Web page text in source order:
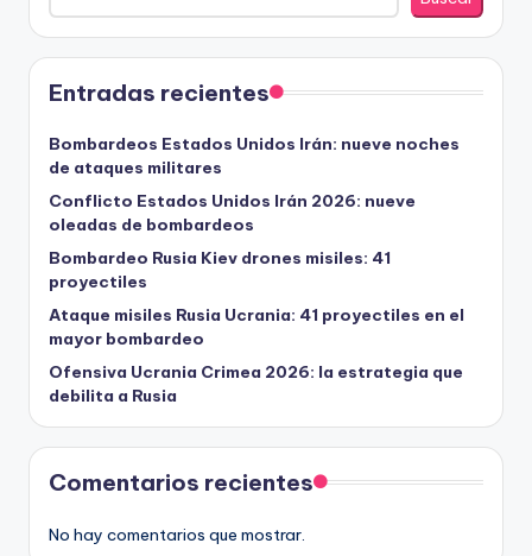
Entradas recientes
Bombardeos Estados Unidos Irán: nueve noches
de ataques militares
Conflicto Estados Unidos Irán 2026: nueve
oleadas de bombardeos
Bombardeo Rusia Kiev drones misiles: 41
proyectiles
Ataque misiles Rusia Ucrania: 41 proyectiles en el
mayor bombardeo
Ofensiva Ucrania Crimea 2026: la estrategia que
debilita a Rusia
Comentarios recientes
No hay comentarios que mostrar.